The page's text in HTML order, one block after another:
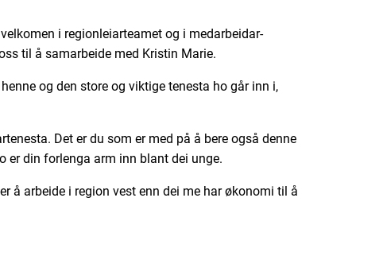
i regionleiarteamet og i medarbeidar-
til å samarbeide med Kristin Marie.
og den store og viktige tenesta ho går inn i,
Det er du som er med på å bere også denne
er din forlenga arm inn blant dei unge.
å arbeide i region vest enn dei me har økonomi til å